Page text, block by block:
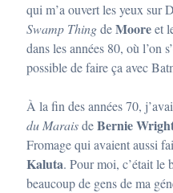
qui m’a ouvert les yeux sur
Swamp ThingdeMooreet
dans les années 80, où l’on
possible de faire ça avec
À la fin des années 70,
du MaraisdeBernie
Fromage qui avaient aussi
Kaluta. Pour moi, c’était le
beaucoup de gens de ma